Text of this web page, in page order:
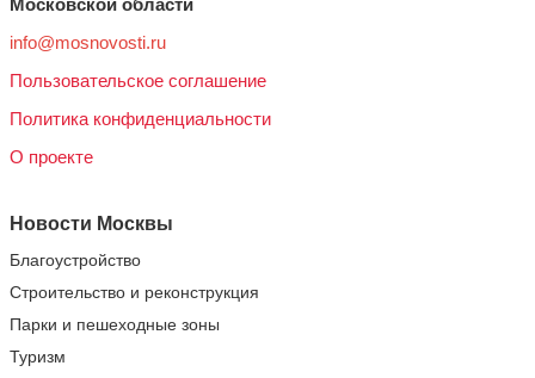
Московской области
info@mosnovosti.ru
Пользовательское соглашение
Политика конфиденциальности
О проекте
Новости Москвы
Благоустройство
Строительство и реконструкция
Парки и пешеходные зоны
Туризм